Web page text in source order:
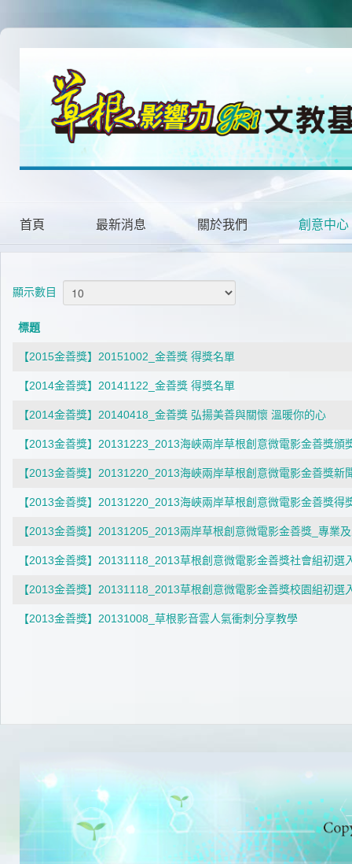
首頁 最新消息 關於我們 創意中心
顯示數目
標題
【2015金善獎】20151002_金善獎 得獎名單
【2014金善獎】20141122_金善獎 得獎名單
【2014金善獎】20140418_金善獎 弘揚美善與關懷 溫暖你的心
【2013金善獎】20131223_2013海峽兩岸草根創意微電影金善獎頒
【2013金善獎】20131220_2013海峽兩岸草根創意微電影金善獎新
【2013金善獎】20131220_2013海峽兩岸草根創意微電影金善獎得
【2013金善獎】20131205_2013兩岸草根創意微電影金善獎_專業
【2013金善獎】20131118_2013草根創意微電影金善獎社會組初選
【2013金善獎】20131118_2013草根創意微電影金善獎校園組初選
【2013金善獎】20131008_草根影音雲人氣衝刺分享教學